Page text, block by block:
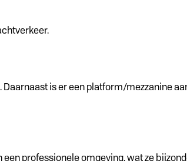
is er een platform/mezzanine
een professionele omgeving, wat ze